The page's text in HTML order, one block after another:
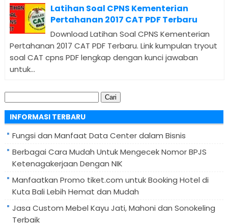
Latihan Soal CPNS Kementerian
Pertahanan 2017 CAT PDF Terbaru
Download Latihan Soal CPNS Kementerian
Pertahanan 2017 CAT PDF Terbaru. Link kumpulan tryout
soal CAT cpns PDF lengkap dengan kunci jawaban
untuk...
untuk:
INFORMASI TERBARU
Fungsi dan Manfaat Data Center dalam Bisnis
Berbagai Cara Mudah Untuk Mengecek Nomor BPJS
Ketenagakerjaan Dengan NIK
Manfaatkan Promo tiket.com untuk Booking Hotel di
Kuta Bali Lebih Hemat dan Mudah
Jasa Custom Mebel Kayu Jati, Mahoni dan Sonokeling
Terbaik